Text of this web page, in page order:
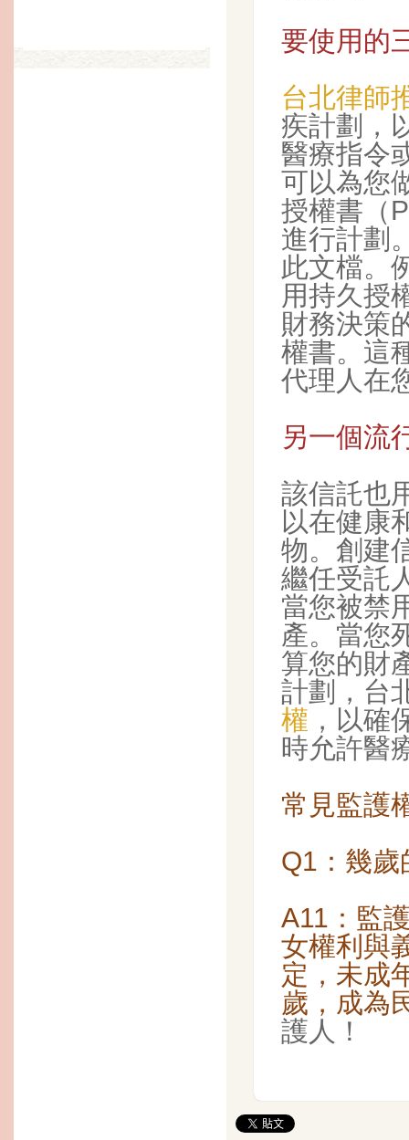
要使用的
台北律師
疾計劃，
醫療指令
可以為您
授權書（
進行計劃
此文檔。
用持久授
財務決策
權書。這
代理人在
另一個流
該信託也
以在健康
物。創建
繼任受託
當您被禁
產。當您
算您的財
計劃，台
權 ，以確
時允許醫
常見監護
Q1：幾歲
A11：監
女權利與
定，未成
歲，成為
護人！